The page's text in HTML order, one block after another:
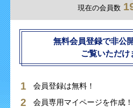
現在の会員数
無料会員登録で非公
ご覧いただけ
会員登録は無料！
会員専用マイページを作成！